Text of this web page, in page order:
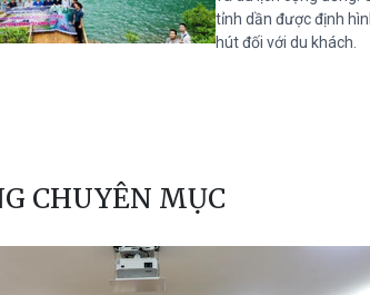
tỉnh dần được định
hút đối với du khách.
CHUYÊN MỤC